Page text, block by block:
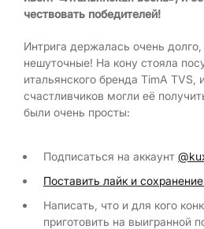
чествовать победителей!
Интрига держалась очень
нешуточные! На кону стояла
итальянского бренда TimA TVS,
счастливчиков могли её
были очень просты:
Подписаться на аккаунт
Поставить лайк и
Написать, что и для кого
приготовить на выигранной